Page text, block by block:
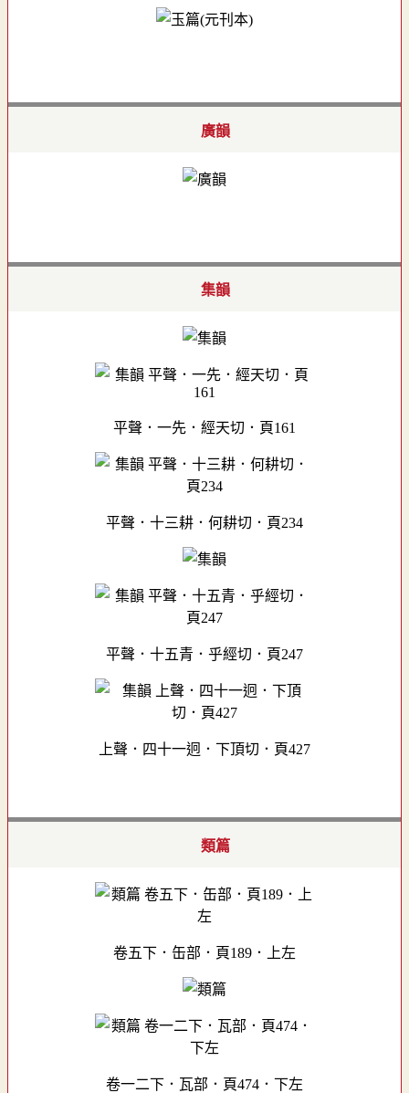
廣韻
集韻
平聲．一先．經天切．頁161
平聲．十三耕．何耕切．頁234
平聲．十五青．乎經切．頁247
上聲．四十一迥．下頂切．頁427
類篇
卷五下．缶部．頁189．上左
卷一二下．瓦部．頁474．下左